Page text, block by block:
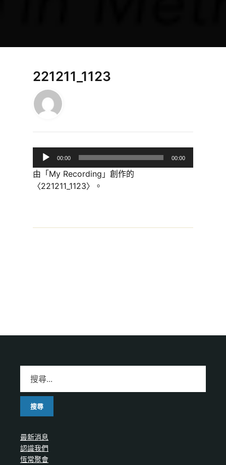
221211_1123
播
放
00:00 00:00
由「My Recording」創作的
〈221211_1123〉。
最新消息
認識我們
恆常聚會